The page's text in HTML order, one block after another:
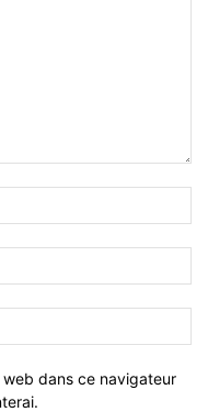
dans ce navigateur